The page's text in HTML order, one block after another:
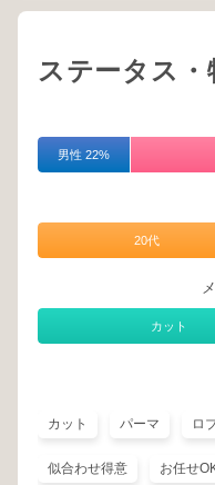
ステータス・
男性 22%
20代
カット
カット パーマ ロ
似合わせ得意 お任せ